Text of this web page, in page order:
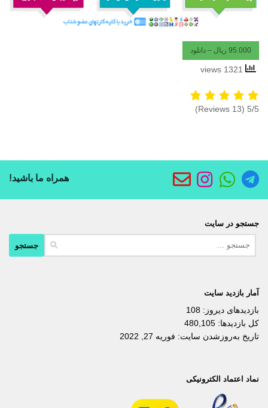
95.000 ریال – دانلود
5/5
(13 Reviews)
همراه ما باشید!
جستجو در سایت
برای:
آمار بازدید سایت
بازدیدهای دیروز: 108
کل بازدیدها: 480,105
تاریخ به‌روزشدن سایت: فوریه 27, 2022
نماد اعتماد الکترونیکی